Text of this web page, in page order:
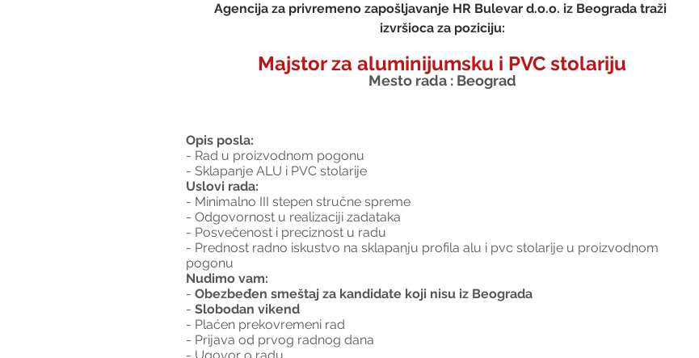
Agencija za privremeno zapošljavanje HR Bulevar d.o.o. iz Beograda traži
izvršioca za poziciju:
Majstor za aluminijumsku i PVC stolariju
Mesto rada : Beograd
Opis posla:
- Rad u proizvodnom pogonu
- Sklapanje ALU i PVC stolarije
Uslovi rada:
- Minimalno III stepen stručne spreme
- Odgovornost u realizaciji zadataka
- Posvećenost i preciznost u radu
- Prednost radno iskustvo na sklapanju profila alu i pvc stolarije u proizvodnom
pogonu
Nudimo vam:
- Obezbeđen smeštaj za kandidate koji nisu iz Beograda
- Slobodan vikend
- Plaćen prekovremeni rad
- Prijava od prvog radnog dana